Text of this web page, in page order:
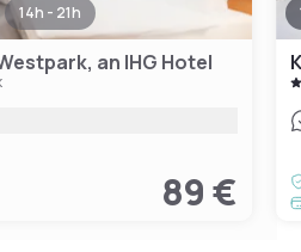
14h - 21h
an IHG Hotel
89 €